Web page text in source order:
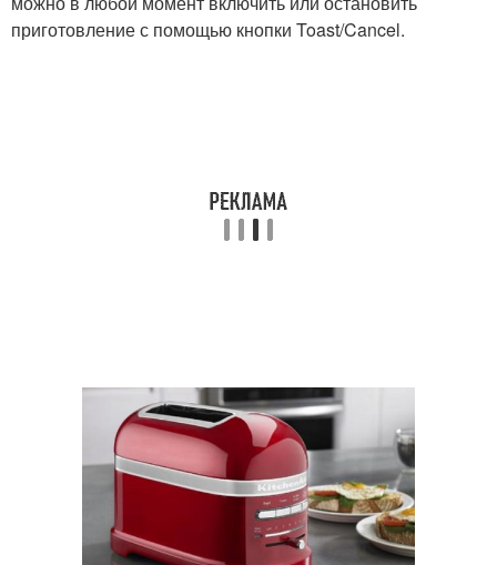
приготовление с помощью кнопки Toast/Cancel.